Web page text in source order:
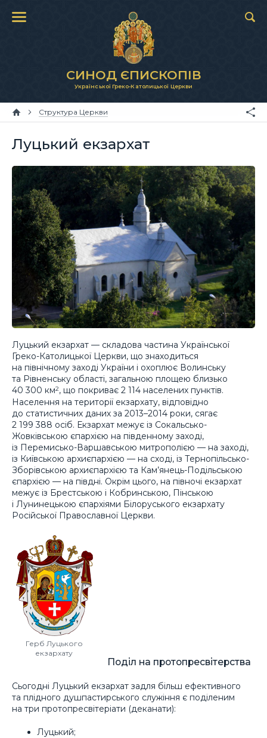
СИНОД ЄПИСКОПІВ
Української Греко-Католицької Церкви
Структура Церкви
Луцький екзархат
Луцький екзархат — складова частина Української
Греко-Католицької Церкви, що знаходиться
на північному заході України і охоплює Волинську
та Рівненську області, загальною площею близько
40 300 км2, що покриває 2 114 населених пунктів.
Населення на території екзархату, відповідно
до статистичних даних за 2013–2014 роки, сягає
2 199 388 осіб. Екзархат межує із Сокальсько-
Жовківською єпархією на південному заході,
із Перемисько-Варшавською митрополією — на заході,
із Київською архиєпархією — на сході, із Тернопільсько-
Зборівською архиєпархією та Кам’янець-Подільською
єпархією — на півдні. Окрім цього, на півночі екзархат
межує із Брестською і Кобринською, Пінською
і Лунинецькою єпархіями Білоруського екзархату
Російської Православної Церкви.
Герб Луцького
екзархату
Поділ на протопресвітерства
Сьогодні Луцький екзархат задля більш ефективного
та плідного душпастирського служіння є поділеним
на три протопресвітеріати (деканати):
Луцький;